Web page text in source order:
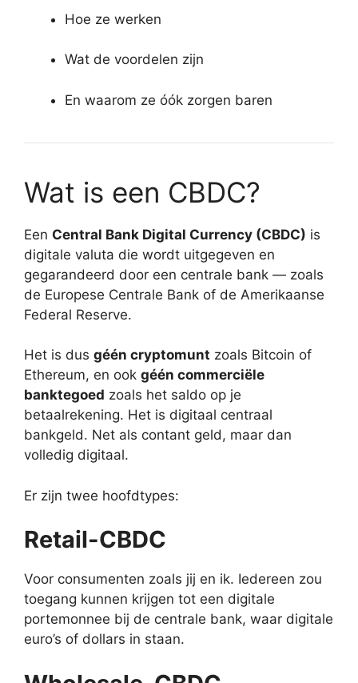
Hoe ze werken
Wat de voordelen zijn
En waarom ze óók zorgen baren
Wat is een CBDC?
Een Central Bank Digital Currency (CBDC) is
digitale valuta die wordt uitgegeven en
gegarandeerd door een centrale bank — zoals
de Europese Centrale Bank of de Amerikaanse
Federal Reserve.
Het is dus géén cryptomunt zoals Bitcoin of
Ethereum, en ook géén commerciële
banktegoed zoals het saldo op je
betaalrekening. Het is digitaal centraal
bankgeld. Net als contant geld, maar dan
volledig digitaal.
Er zijn twee hoofdtypes:
Retail-CBDC
Voor consumenten zoals jij en ik. Iedereen zou
toegang kunnen krijgen tot een digitale
portemonnee bij de centrale bank, waar digitale
euro’s of dollars in staan.